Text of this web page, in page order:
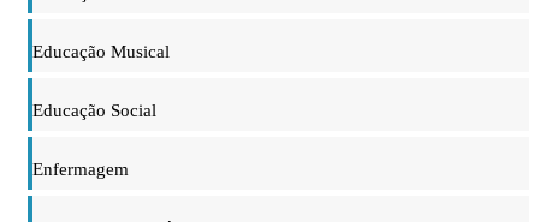
Educação Musical
Educação Social
Enfermagem